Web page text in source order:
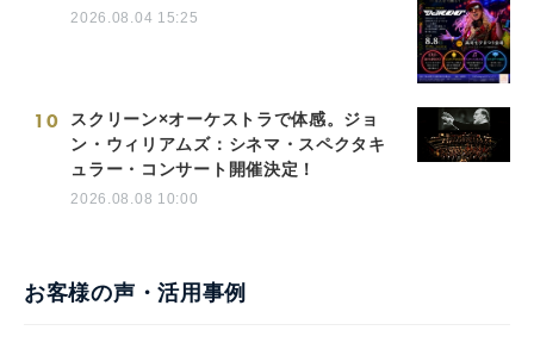
2026.08.04 15:25
10
スクリーン×オーケストラで体感。ジョ
ン・ウィリアムズ：シネマ・スペクタキ
ュラー・コンサート開催決定！
2026.08.08 10:00
お客様の声・活用事例